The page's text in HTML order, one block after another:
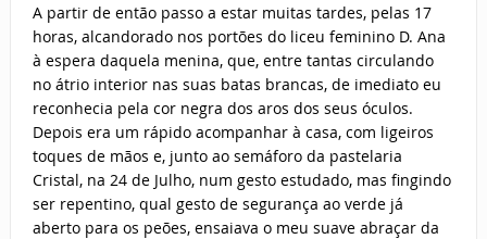
A partir de então passo a estar muitas tardes, pelas 17
horas, alcandorado nos portões do liceu feminino D. Ana
à espera daquela menina, que, entre tantas circulando
no átrio interior nas suas batas brancas, de imediato eu
reconhecia pela cor negra dos aros dos seus óculos.
Depois era um rápido acompanhar à casa, com ligeiros
toques de mãos e, junto ao semáforo da pastelaria
Cristal, na 24 de Julho, num gesto estudado, mas fingindo
ser repentino, qual gesto de segurança ao verde já
aberto para os peões, ensaiava o meu suave abraçar da